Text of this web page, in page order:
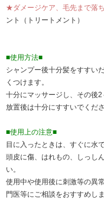
★ダメージケア、毛先まで落
ント（トリートメント）
■使用方法■
シャンプー後十分髪をすすい
くつけます。
十分にマッサージし、その後2
放置後は十分にすすいでくださ
■使用上の注意■
目に入ったときは、すぐに水
頭皮に傷、はれもの、しっし
い。
使用中や使用後に刺激等の異
門医等にご相談をおすすめしま